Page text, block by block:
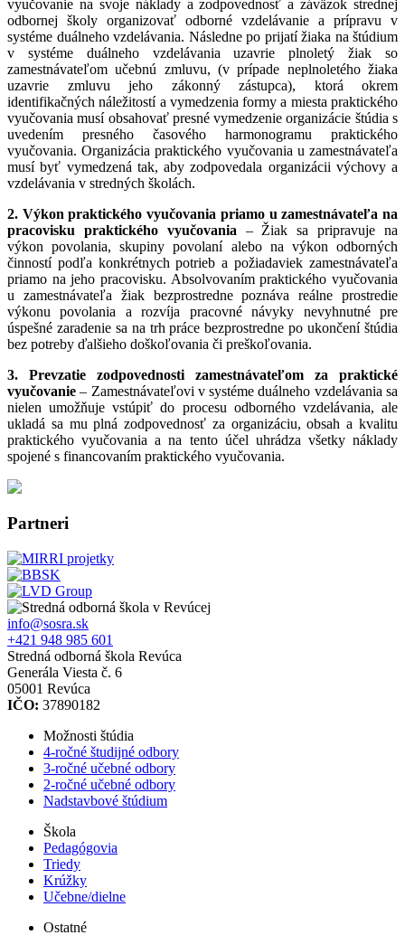
vyučovanie na svoje náklady a zodpovednosť a záväzok strednej
odbornej školy organizovať odborné vzdelávanie a prípravu v
systéme duálneho vzdelávania. Následne po prijatí žiaka na štúdium
v systéme duálneho vzdelávania uzavrie plnoletý žiak so
zamestnávateľom učebnú zmluvu, (v prípade neplnoletého žiaka
uzavrie zmluvu jeho zákonný zástupca), ktorá okrem
identifikačných náležitostí a vymedzenia formy a miesta praktického
vyučovania musí obsahovať presné vymedzenie organizácie štúdia s
uvedením presného časového harmonogramu praktického
vyučovania. Organizácia praktického vyučovania u zamestnávateľa
musí byť vymedzená tak, aby zodpovedala organizácii výchovy a
vzdelávania v stredných školách.
2. Výkon praktického vyučovania priamo u zamestnávateľa na
pracovisku praktického vyučovania – Žiak sa pripravuje na
výkon povolania, skupiny povolaní alebo na výkon odborných
činností podľa konkrétnych potrieb a požiadaviek zamestnávateľa
priamo na jeho pracovisku. Absolvovaním praktického vyučovania
u zamestnávateľa žiak bezprostredne poznáva reálne prostredie
výkonu povolania a rozvíja pracovné návyky nevyhnutné pre
úspešné zaradenie sa na trh práce bezprostredne po ukončení štúdia
bez potreby ďalšieho doškoľovania či preškoľovania.
3. Prevzatie zodpovednosti zamestnávateľom za praktické
vyučovanie – Zamestnávateľovi v systéme duálneho vzdelávania sa
nielen umožňuje vstúpiť do procesu odborného vzdelávania, ale
ukladá sa mu plná zodpovednosť za organizáciu, obsah a kvalitu
praktického vyučovania a na tento účel uhrádza všetky náklady
spojené s financovaním praktického vyučovania.
Partneri
info@sosra.sk
+421 948 985 601
Stredná odborná škola Revúca
Generála Viesta č. 6
05001 Revúca
IČO: 37890182
Možnosti štúdia
4-ročné študijné odbory
3-ročné učebné odbory
2-ročné učebné odbory
Nadstavbové štúdium
Škola
Pedagógovia
Triedy
Krúžky
Učebne/dielne
Ostatné